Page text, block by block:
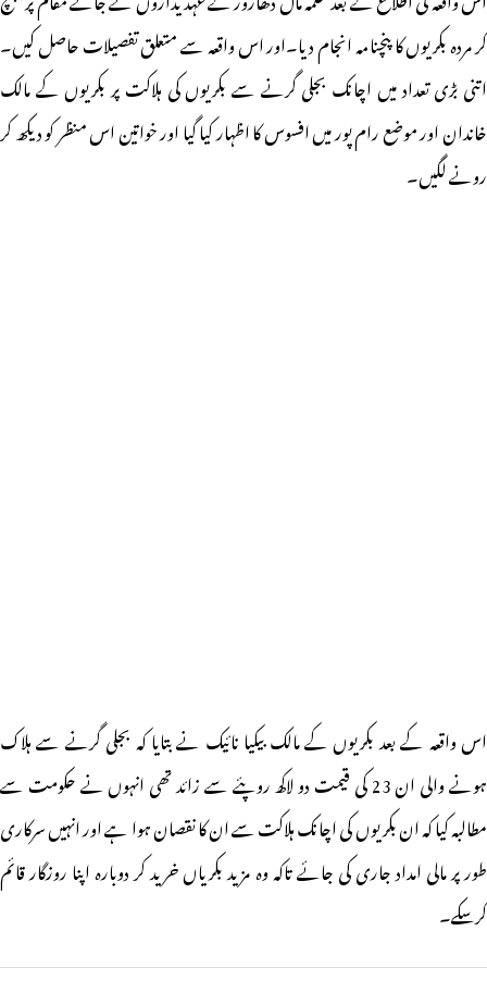
کر مردہ بکریوں کا پنچنامہ انجام دیا۔اور اس واقعہ سے متعلق تفصیلات حاصل کیں۔
اتنی بڑی تعداد میں اچانک بجلی گرنے سے بکریوں کی ہلاکت پر بکریوں کے مالک
خاندان اور موضع رام پور میں افسوس کا اظہار کیا گیا اور خواتین اس منظر کو دیکھ کر
رونے لگیں۔
اس واقعہ کے بعد بکریوں کے مالک بیکیا نائیک نے بتایا کہ بجلی گرنے سے ہلاک
ہونے والی ان 23 کی قیمت دو لاکھ روپئے سے زائد تھی انہوں نے حکومت سے
مطالبہ کیا کہ ان بکریوں کی اچانک ہلاکت سے ان کا نقصان ہوا ہے اور انہیں سرکاری
طور پر مالی امداد جاری کی جائے تاکہ وہ مزید بکریاں خرید کر دوبارہ اپنا روزگار قائم
کرسکے۔